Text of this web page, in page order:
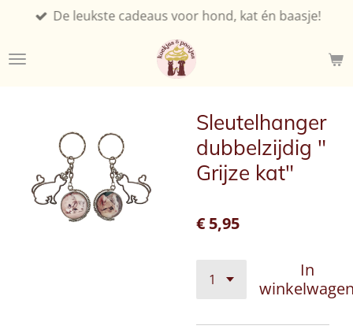
naar
De leukste cadeaus voor hond, kat én baasje!
Sleutelhanger
dubbelzijdig "
Grijze kat"
€ 5,95
In